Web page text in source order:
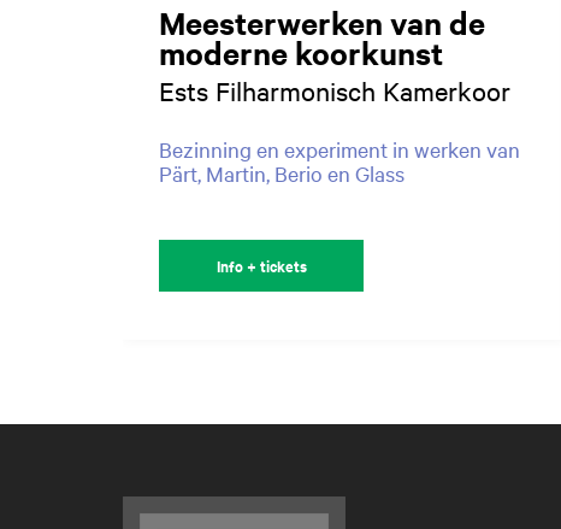
Meesterwerken van de
moderne koorkunst
Ests Filharmonisch Kamerkoor
Bezinning en experiment in werken van
Pärt, Martin, Berio en Glass
Info + tickets